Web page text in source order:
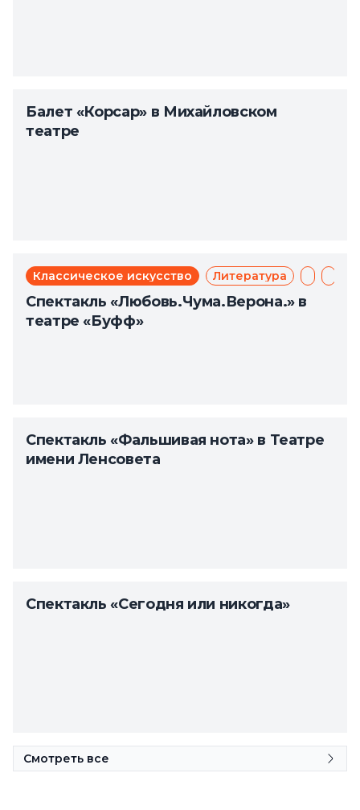
Балет «Корсар» в Михайловском
театре
Классическое искусство Литература Мюзикл
Спектакль «Любовь.Чума.Верона.» в
театре «Буфф»
Спектакль «Фальшивая нота» в Театре
имени Ленсовета
Спектакль «Сегодня или никогда»
Смотреть все